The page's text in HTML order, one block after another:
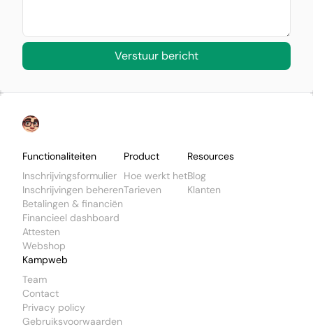
Verstuur bericht
Functionaliteiten
Inschrijvingsformulier
Inschrijvingen beheren
Betalingen & financiën
Financieel dashboard
Attesten
Webshop
Product
Hoe werkt het
Tarieven
Resources
Blog
Klanten
Kampweb
Team
Contact
Privacy policy
Gebruiksvoorwaarden